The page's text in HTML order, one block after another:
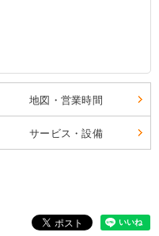
地図・営業時間
サービス・設備